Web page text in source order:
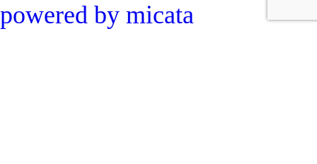
powered by micata